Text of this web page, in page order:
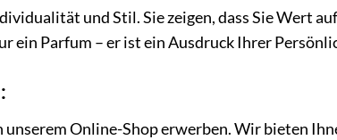
und Stil. Sie zeigen, dass Sie Wert
Parfum – er ist ein Ausdruck Ihrer
unserem Online-Shop erwerben. Wir bieten